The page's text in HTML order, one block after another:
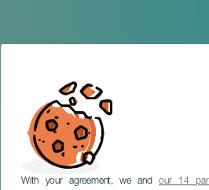
With your agreement, we andour 14